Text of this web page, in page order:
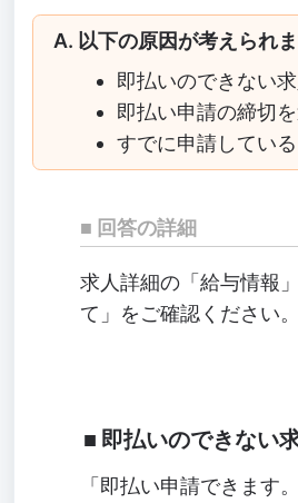
A. 以下の原因が考えられま
即払いのできない
即払い申請の締切
すでに申請している
回答の詳細
求人詳細の「給与情報
て」をご確認ください。
即払いのできない
「即払い申請できます